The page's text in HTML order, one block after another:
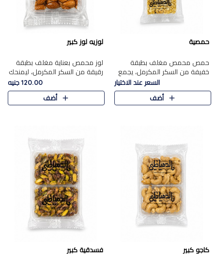
حمصية
حمص محمص مغلف بطبقة
خفيفة من السكر المكرمل، يجمع
بين القرمشة المميزة والطعم
الشرقي الأصيل في واحدة من أشهر
حلويات الموسم.
السعر عند الاختيار
أضف
لوزيه لوز كبير
لوز محمص بعناية مغلف بطبقة
رقيقة من السكر المكرمل، ليمنحك
قرمشة راقية ونكهة غنية تبرز
فخامة اللوز في كل قطعة.
120.00 جنيه
أضف
كاجو كبير فسدقية كبير